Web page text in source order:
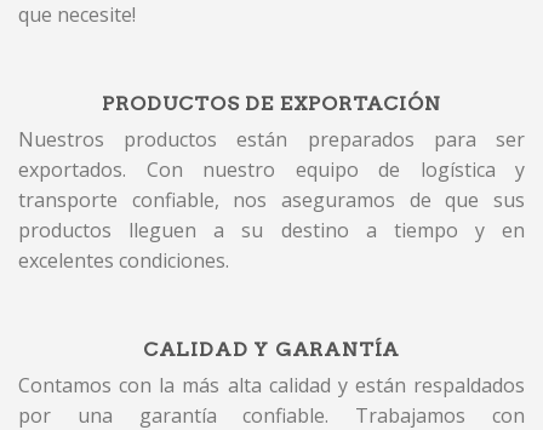
que necesite!
PRODUCTOS DE EXPORTACIÓN
Nuestros productos están preparados para ser
exportados. Con nuestro equipo de logística y
transporte confiable, nos aseguramos de que sus
productos lleguen a su destino a tiempo y en
excelentes condiciones.
CALIDAD Y GARANTÍA
Contamos con la más alta calidad y están respaldados
por una garantía confiable. Trabajamos con